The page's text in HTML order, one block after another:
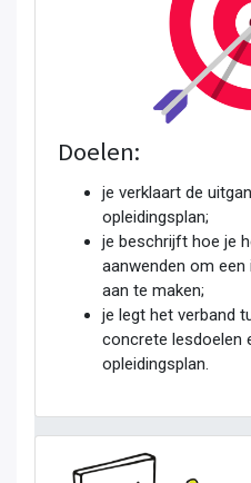
Doelen:
je verklaart de
opleidingsplan;
je beschrijft hoe je
aanwenden om een
aan te maken;
je legt het verband
concrete lesdoelen
opleidingsplan.